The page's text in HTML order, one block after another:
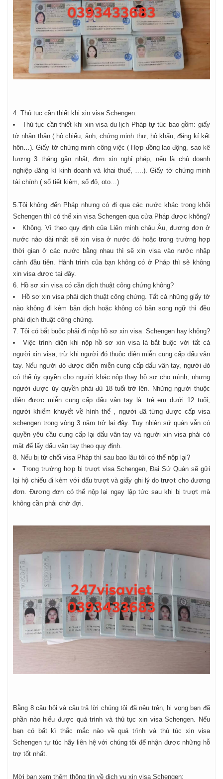
4. Thủ tục cần thiết khi xin visa Schengen.
Thủ tục cần thiết khi xin visa du lịch Pháp tự túc bao gồm: giấy
tờ nhân thân ( hộ chiếu, ảnh, chứng minh thư, hộ khẩu, đăng kí kết
hôn…). Giấy tờ chứng minh công việc ( Hợp đồng lao động, sao kê
lương 3 tháng gần nhất, đơn xin nghỉ phép, nếu là chủ doanh
nghiệp đăng kí kinh doanh và khai thuế, ….). Giấy tờ chứng minh
tài chính ( sổ tiết kiệm, sổ đỏ, oto…)
5.Tôi không đến Pháp nhưng có đi qua các nước khác trong khối
Schengen thì có thể xin visa Schengen qua cửa Pháp được không?
Không. Vì theo quy định của Liên minh châu Âu, đương đơn ở
nước nào dài nhất sẽ xin visa ở nước đó hoặc trong trường hợp
thời gian ở các nước bằng nhau thì sẽ xin visa vào nước nhập
cảnh đầu tiên. Hành trình của bạn không có ở Pháp thì sẽ không
xin visa được tại đây.
6. Hồ sơ xin visa có cần dịch thuật công chứng không?
Hồ sơ xin visa phải dịch thuật công chứng. Tất cả những giấy tờ
nào không đi kèm bản dịch hoặc không có bản song ngữ thì đều
phải dịch thuật công chứng.
7. Tôi có bắt buộc phải đi nộp hồ sơ xin visa Schengen hay không?
Việc trình diện khi nộp hồ sơ xin visa là bắt buộc với tất cả
người xin visa, trừ khi người đó thuộc diện miễn cung cấp dấu vân
tay. Nếu người đó được diễn miễn cung cấp dấu vân tay, người đó
có thể ủy quyền cho người khác nộp thay hồ sơ cho mình, nhưng
người được ủy quyền phải đủ 18 tuổi trở lên. Những người thuộc
diện được miễn cung cấp dấu vân tay là: trẻ em dưới 12 tuổi,
người khiếm khuyết về hình thể , người đã từng được cấp visa
schengen trong vòng 3 năm trở lại đây. Tuy nhiên sứ quán vẫn có
quyền yêu cầu cung cấp lại dấu vân tay và người xin visa phải có
mặt để lấy dấu vân tay theo quy định.
8. Nếu bị từ chối visa Pháp thì sau bao lâu tôi có thể nộp lại?
Trong trường hợp bị trượt visa Schengen, Đại Sứ Quán sẽ gửi
lại hộ chiếu đi kèm với dấu trượt và giấy ghi lý do trượt cho đương
đơn. Đương đơn có thể nộp lại ngay lập tức sau khi bị trượt mà
không cần phải chờ đợi.
Bằng 8 câu hỏi và câu trả lời chúng tôi đã nêu trên, hi vọng bạn đã
phần nào hiểu được quá trình và thủ tục xin visa Schengen. Nếu
bạn có bất kì thắc mắc nào về quá trình và thủ túc xin visa
Schengen tự túc hãy liên hệ với chúng tôi để nhận được những hỗ
trợ tốt nhất.
Mời bạn xem thêm thông tin về dịch vụ xin visa Schengen: